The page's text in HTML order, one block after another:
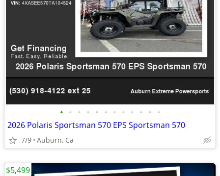
• • • • • • • • • • • •
2026 Polaris Sportsman 570 EPS Sportsman 570
7/9 Auburn, Ca
$5,499